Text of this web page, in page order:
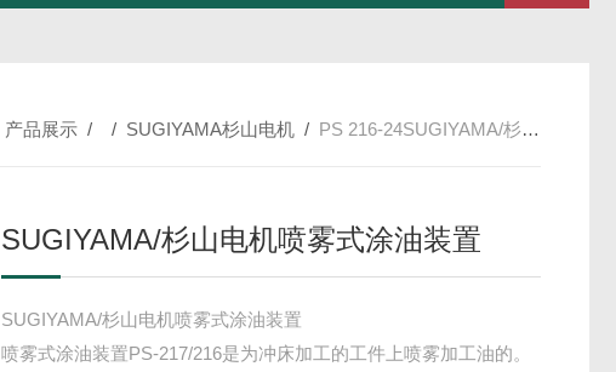
产品展示 / / SUGIYAMA杉山电机 / PS 216-24SUGIYAMA/杉山电机喷雾式涂油装置
SUGIYAMA/杉山电机喷雾式涂油装置
SUGIYAMA/杉山电机喷雾式涂油装置
喷雾式涂油装置PS-217/216是为冲床加工的工件上喷雾加工油的。